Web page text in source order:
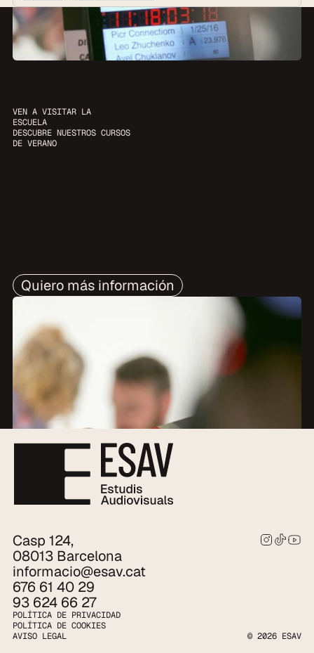
VEN A VISITAR LA
ESCUELA
DESCUBRE NUESTROS CURSOS
DE VERANO
Quiero más información
Casp 124,
08013 Barcelona
informacio@esav.cat
676 61 40 29
93 624 66 27
POLÍTICA DE PRIVACIDAD
POLÍTICA DE COOKIES
AVISO LEGAL
© 2026 ESAV